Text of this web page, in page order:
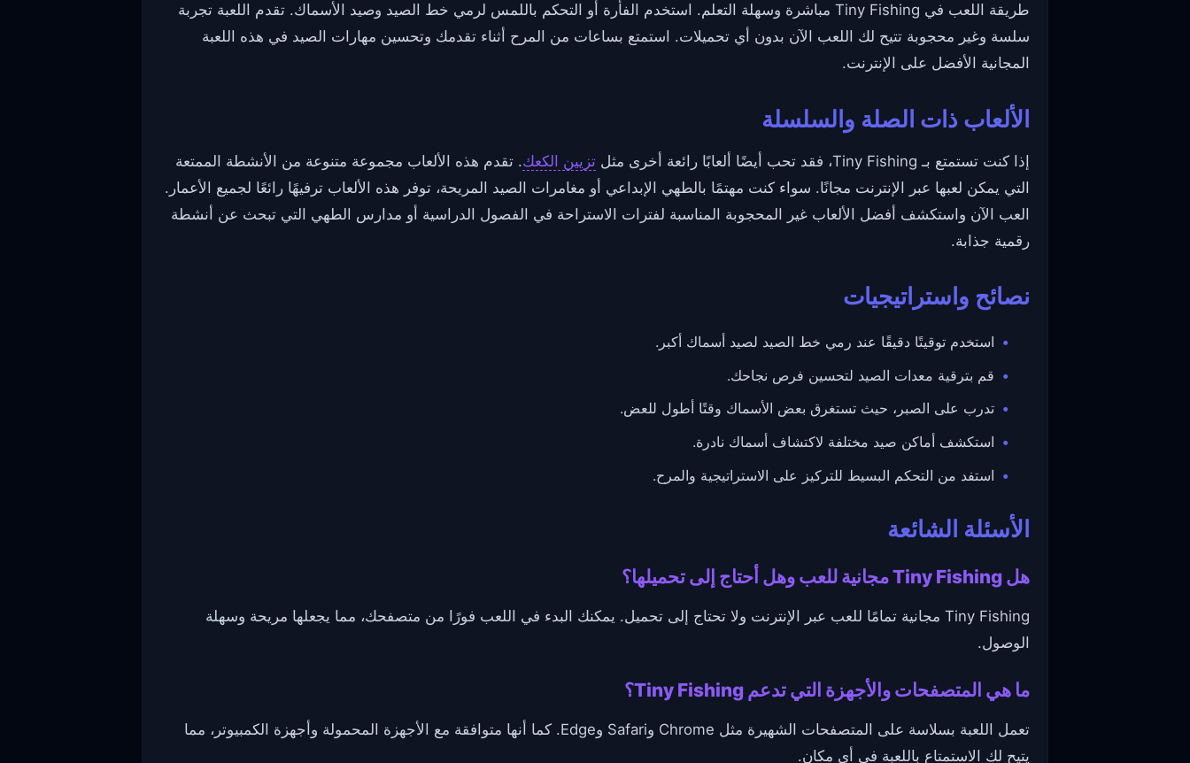
طريقة اللعب في Tiny Fishing مباشرة وسهلة التعلم. استخدم الفأرة أو التحكم باللمس لرمي خط الصيد وصيد الأسماك. تقدم اللعبة تجربة
سلسة وغير محجوبة تتيح لك اللعب الآن بدون أي تحميلات. استمتع بساعات من المرح أثناء تقدمك وتحسين مهارات الصيد في هذه اللعبة
المجانية الأفضل على الإنترنت.
الألعاب ذات الصلة والسلسلة
إذا كنت تستمتع بـ Tiny Fishing، فقد تحب أيضًا ألعابًا رائعة أخرى مثل تزيين الكعك. تقدم هذه الألعاب مجموعة متنوعة من الأنشطة الممتعة
التي يمكن لعبها عبر الإنترنت مجانًا. سواء كنت مهتمًا بالطهي الإبداعي أو مغامرات الصيد المريحة، توفر هذه الألعاب ترفيهًا رائعًا لجميع الأعمار.
العب الآن واستكشف أفضل الألعاب غير المحجوبة المناسبة لفترات الاستراحة في الفصول الدراسية أو مدارس الطهي التي تبحث عن أنشطة
رقمية جذابة.
نصائح واستراتيجيات
استخدم توقيتًا دقيقًا عند رمي خط الصيد لصيد أسماك أكبر.
قم بترقية معدات الصيد لتحسين فرص نجاحك.
تدرب على الصبر، حيث تستغرق بعض الأسماك وقتًا أطول للعض.
استكشف أماكن صيد مختلفة لاكتشاف أسماك نادرة.
استفد من التحكم البسيط للتركيز على الاستراتيجية والمرح.
الأسئلة الشائعة
هل Tiny Fishing مجانية للعب وهل أحتاج إلى تحميلها؟
Tiny Fishing مجانية تمامًا للعب عبر الإنترنت ولا تحتاج إلى تحميل. يمكنك البدء في اللعب فورًا من متصفحك، مما يجعلها مريحة وسهلة
الوصول.
ما هي المتصفحات والأجهزة التي تدعم Tiny Fishing؟
تعمل اللعبة بسلاسة على المتصفحات الشهيرة مثل Chrome وSafari وEdge. كما أنها متوافقة مع الأجهزة المحمولة وأجهزة الكمبيوتر، مما
يتيح لك الاستمتاع باللعبة في أي مكان.